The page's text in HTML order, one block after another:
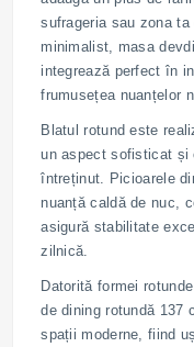
sufrageria sau zona
minimalist, masa
integrează perfect în
frumusețea nuanțelor
Blatul rotund este
un aspect sofisticat și
întreținut. Picioarele
nuanță caldă de nuc,
asigură stabilitate
zilnică.
Datorită formei
de dining rotundă 137
spații moderne, fiind